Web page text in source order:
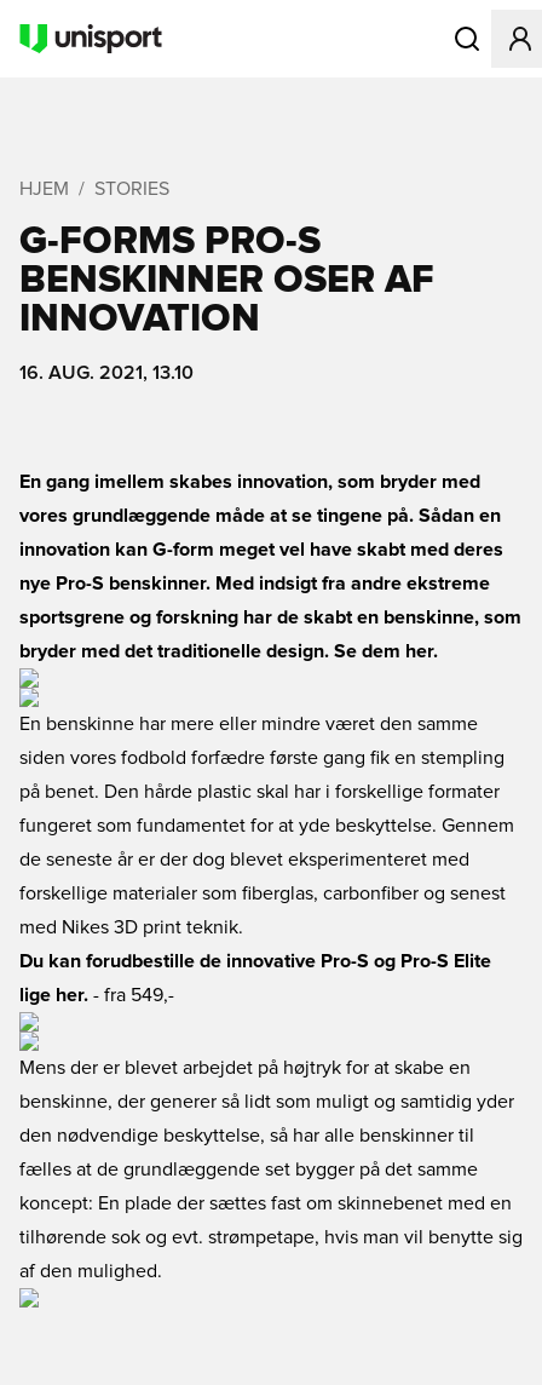
Åbner en
HJEM STORIES
G-FORMS PRO-S
BENSKINNER OSER AF
INNOVATION
16. AUG. 2021, 13.10
En gang imellem skabes innovation, som bryder med
vores grundlæggende måde at se tingene på. Sådan en
innovation kan G-form meget vel have skabt med deres
nye Pro-S benskinner. Med indsigt fra andre ekstreme
sportsgrene og forskning har de skabt en benskinne, som
bryder med det traditionelle design. Se dem her.
En benskinne har mere eller mindre været den samme
siden vores fodbold forfædre første gang fik en stempling
på benet. Den hårde plastic skal har i forskellige formater
fungeret som fundamentet for at yde beskyttelse. Gennem
de seneste år er der dog blevet eksperimenteret med
forskellige materialer som fiberglas, carbonfiber og senest
med Nikes 3D print teknik.
Du kan forudbestille de innovative Pro-S og Pro-S Elite
lige her. - fra 549,-
Mens der er blevet arbejdet på højtryk for at skabe en
benskinne, der generer så lidt som muligt og samtidig yder
den nødvendige beskyttelse, så har alle benskinner til
fælles at de grundlæggende set bygger på det samme
koncept: En plade der sættes fast om skinnebenet med en
tilhørende sok og evt. strømpetape, hvis man vil benytte sig
af den mulighed.